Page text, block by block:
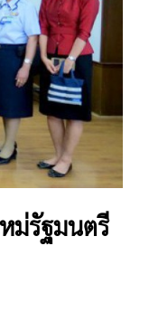
ม่รัฐมนตรี